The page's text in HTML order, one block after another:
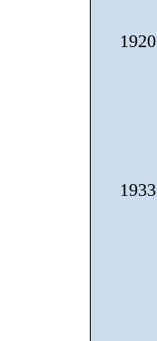
1920
1933